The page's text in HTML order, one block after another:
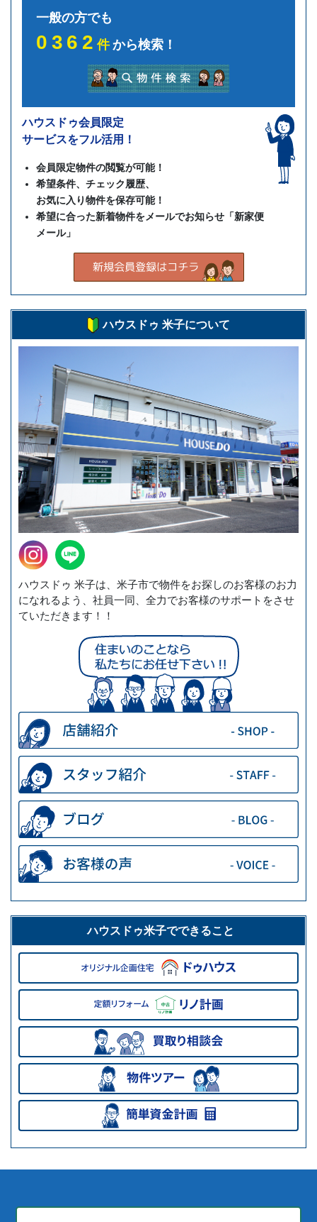
一般の方でも
0362件から検索！
ハウスドゥ会員限定
サービスをフル活用！
会員限定物件の閲覧が可能！
希望条件、チェック履歴、
お気に入り物件を保存可能！
希望に合った新着物件をメールでお知らせ「新家便
メール」
ハウスドゥ 米子について
ハウスドゥ 米子は、米子市で物件をお探しのお客様のお力
になれるよう、社員一同、全力でお客様のサポートをさせ
ていただきます！！
ハウスドゥ米子でできること